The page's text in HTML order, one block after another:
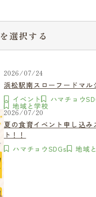
生へ一般の方へ（教室・
2026/07/24
浜松駅南スローフードマル
イベント
ハマチョウ
地域と学校
2026/07/20
夏の食育イベント申し込み
ト！！
ハマチョウSDGs
地域
選択する